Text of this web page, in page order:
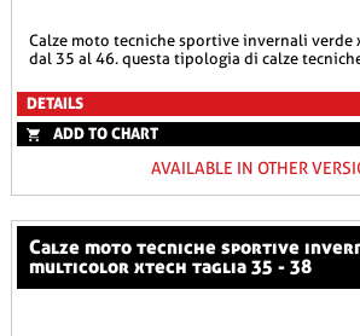
calze moto tecniche sportive invernali verde xtech taglie variabili
dal 35 al 46. questa tipologia di calze
DETAILS
ADD TO CHART
AVAILABLE IN OTHER
calze moto tecniche sportive invernali nere a righe
multicolor xtech taglia 35 - 38